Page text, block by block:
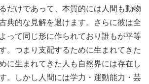
だけであって、本質的には人間も動物
典的な見解を退けます。さらに彼は全
って同じ形に作られており誰もが平等
。つまり支配するために生まれてきた
に生まれてきた人も自然界には存在し
。しかし人間には学力・運動能力・芸